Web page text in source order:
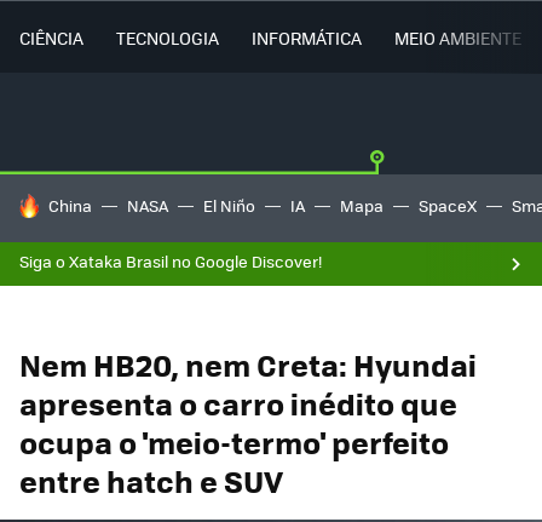
CIÊNCIA TECNOLOGIA INFORMÁTICA MEIO AMBIENTE
TENDÊNCIAS DO DIA
China NASA El Niño IA Mapa SpaceX
Siga o Xataka Brasil no Google Discover!
Nem HB20, nem Creta: Hyundai
apresenta o carro inédito que
ocupa o 'meio-termo' perfeito
entre hatch e SUV